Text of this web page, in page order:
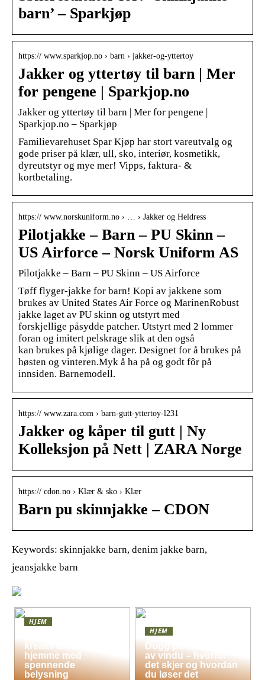
barn’ – Sparkjøp
https:// www.sparkjop.no › barn › jakker-og-yttertoy
Jakker og yttertøy til barn | Mer
for pengene | Sparkjop.no
Jakker og yttertøy til barn | Mer for pengene |
Sparkjop.no – Sparkjøp
Familievarehuset Spar Kjøp har stort vareutvalg og
gode priser på klær, ull, sko, interiør, kosmetikk,
dyreutstyr og mye mer! Vipps, faktura- &
kortbetaling.
https:// www.norskuniform.no › … › Jakker og Heldress
Pilotjakke – Barn – PU Skinn –
US Airforce – Norsk Uniform AS
Pilotjakke – Barn – PU Skinn – US Airforce
Tøff flyger-jakke for barn! Kopi av jakkene som
brukes av United States Air Force og MarinenRobust
jakke laget av PU skinn og utstyrt med
forskjellige påsydde patcher. Utstyrt med 2 lommer
foran og imitert pelskrage slik at den også
kan brukes på kjølige dager. Designet for å brukes på
høsten og vinteren.Myk å ha på og godt fôr på
innsiden. Barnemodell.
https:// www.zara.com › barn-gutt-yttertoy-l231
Jakker og kåper til gutt | Ny
Kolleksjon på Nett | ZARA Norge
https:// cdon.no › Klær & sko › Klær
Barn pu skinnjakke – CDON
Keywords: skinnjakke barn, denim jakke barn,
jeansjakke barn
HJEM
kreativ atmosfære
hjemme med
spennende
belysning
HJEM
Dugg på indersiden
av vindu – hvorfor
det skjer og hvordan
du løser det